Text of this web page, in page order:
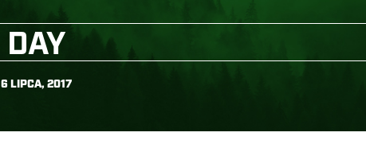
DAY
6 LIPCA, 2017